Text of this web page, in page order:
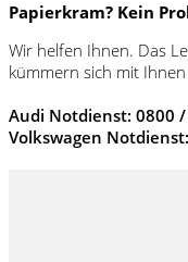
Papierkram? Kein
Wir helfen Ihnen. Das
kümmern sich mit
Audi Notdienst: 0800
Volkswagen